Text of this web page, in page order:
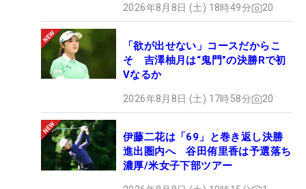
が悪かったのかも中継を見返してわかるし。石井さ
んがコメントしてくれるので！」と話す山口。
実は後半スタート前に「もし悪かったら、攻め方に
ついてコメントしてくださいってお願いしていたん
です。そしたら、『このスコアのままではないから
攻めなさい』って言ってもらえて。きのう女子オー
プンの予選があってドライバーの調子が悪くて不安
だったんですけど、後半は広いから大丈夫大丈
夫！ と言ってくれたおかげで、調子が悪くても振
2026年8月8日 (土) 18時49分 20
「欲が出せない」コースだからこ
そ 吉澤柚月は“鬼門”の決勝Rで初
Vなるか
2026年8月8日 (土) 17時58分 20
伊藤二花は「69」と巻き返し決勝
進出圏内へ 谷田侑里香は予選落ち
濃厚/米女子下部ツアー